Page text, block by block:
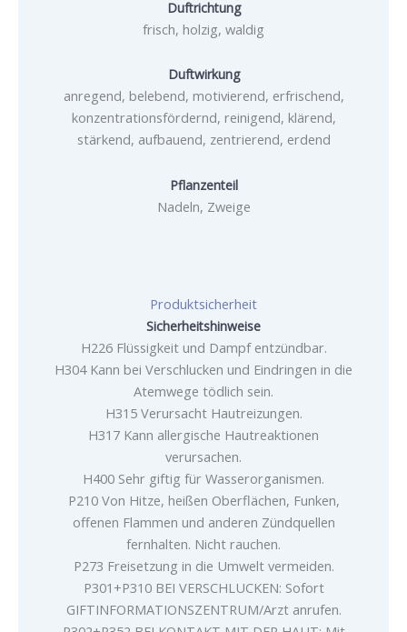
Duftrichtung
frisch, holzig, waldig
Duftwirkung
anregend, belebend, motivierend, erfrischend,
konzentrationsfördernd, reinigend, klärend,
stärkend, aufbauend, zentrierend, erdend
Pflanzenteil
Nadeln, Zweige
Produktsicherheit
Sicherheitshinweise
H226 Flüssigkeit und Dampf entzündbar.
H304 Kann bei Verschlucken und Eindringen in die
Atemwege tödlich sein.
H315 Verursacht Hautreizungen.
H317 Kann allergische Hautreaktionen
verursachen.
H400 Sehr giftig für Wasserorganismen.
P210 Von Hitze, heißen Oberflächen, Funken,
offenen Flammen und anderen Zündquellen
fernhalten. Nicht rauchen.
P273 Freisetzung in die Umwelt vermeiden.
P301+P310 BEI VERSCHLUCKEN: Sofort
GIFTINFORMATIONSZENTRUM/Arzt anrufen.